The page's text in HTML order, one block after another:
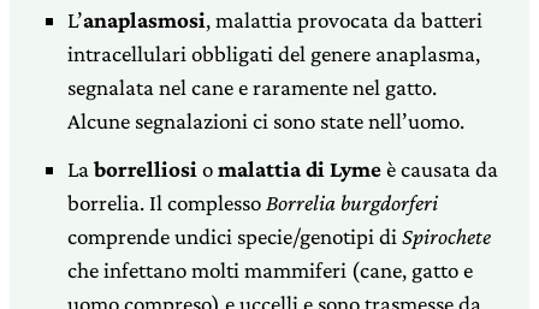
L’anaplasmosi, malattia provocata da batteri
intracellulari obbligati del genere anaplasma,
segnalata nel cane e raramente nel gatto.
Alcune segnalazioni ci sono state nell’uomo.
Laborrelliosi omalattia di Lymeè causata da
borrelia. Il complesso Borrelia burgdorferi
comprende undici specie/genotipi di Spirochete
che infettano molti mammiferi (cane, gatto e
uomo compreso) e uccelli e sono trasmesse da